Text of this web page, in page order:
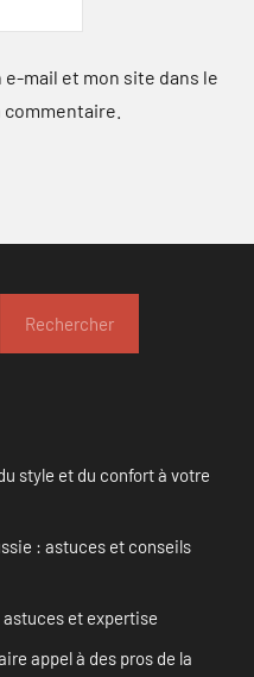
mail et mon site dans le
Rechercher
style et du confort à votre
: astuces et conseils
et expertise
appel à des pros de la